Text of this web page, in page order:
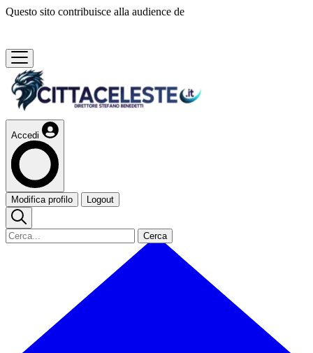
Questo sito contribuisce alla audience de
Accedi
Modifica profilo Logout
Cerca